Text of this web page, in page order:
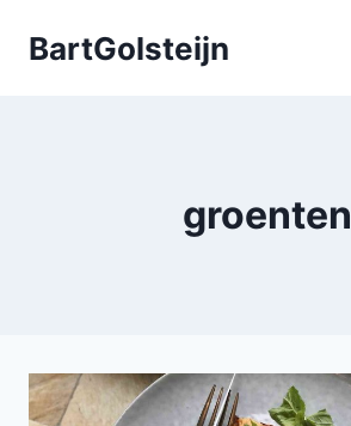
naarBartGolsteijn
groenten